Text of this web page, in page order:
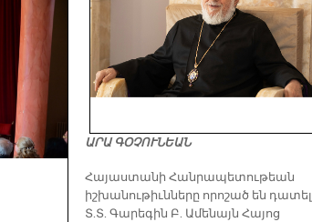
ԱՐԱ ԳՕՉՈՒՆԵԱՆ
​Հայաստանի Հանրապետութեան
իշխանութիւնները որոշած են դատել
Տ.Տ. Գարեգին Բ. Ամենայն Հայոց